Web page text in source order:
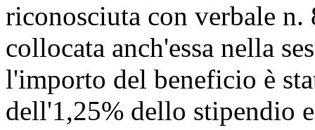
riconosciuta con verbale
collocata anch'essa nella
l'importo del beneficio è
dell'1,25% dello stipendio